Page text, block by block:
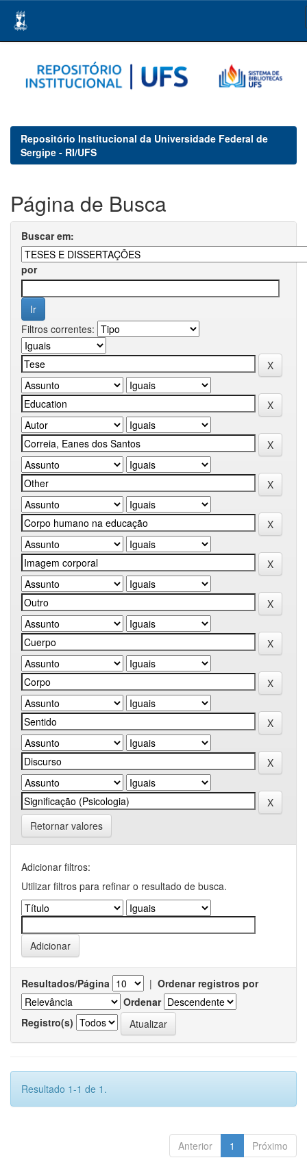
navigation
Repositório Institucional da Universidade Federal de
Sergipe - RI/UFS
Página de Busca
Buscar em:
por
Filtros correntes:
Retornar valores
Adicionar filtros:
Utilizar filtros para refinar o resultado de busca.
Resultados/Página | Ordenar registros por
Ordenar
Registro(s)
Resultado 1-1 de 1.
Anterior 1 Próximo